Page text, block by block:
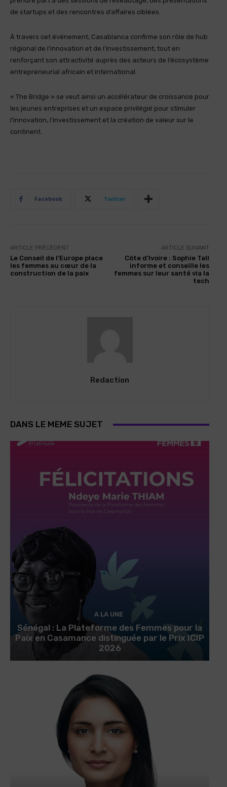
de startups et des rencontres d’affaires ciblées.
À travers cet événement, Casablanca confirme son rôle de hub
régional de l’innovation et de l’investissement, tout en
renforçant son attractivité auprès des acteurs de l’écosystème
entrepreneurial africain et international.
« The Bridge » se veut ainsi un accélérateur de croissance pour
les jeunes entreprises et un espace privilégié pour stimuler
l’innovation, l’investissement et la création de valeur sur le
continent.
Facebook Twitter
ARTICLE PRÉCÉDENT
Le Conseil de l’Europe place
les femmes au cœur de la
construction de la paix
ARTICLE SUIVANT
Côte d’Ivoire : Sophie Tall
informe et conseille les
femmes sur leur santé via la
tech
Redaction
DANS LE MEME SUJET
A LA UNE
Sénégal : La Plateforme des Femmes pour la
Paix en Casamance distinguée par le Prix ICIP
2026